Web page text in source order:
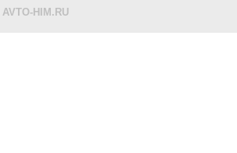
AVTO-HIM.RU